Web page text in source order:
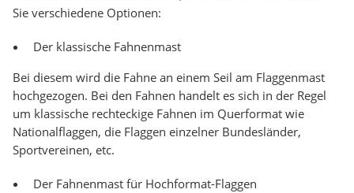
Sie verschiedene Optionen:
Der klassische Fahnenmast
Bei diesem wird die Fahne an einem Seil am Flaggenmast
hochgezogen. Bei den Fahnen handelt es sich in der Regel
um klassische rechteckige Fahnen im Querformat wie
Nationalflaggen, die Flaggen einzelner Bundesländer,
Sportvereinen, etc.
Der Fahnenmast für Hochformat-Flaggen